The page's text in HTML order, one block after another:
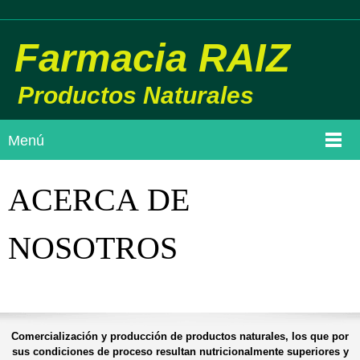
Farmacia RAIZ
Productos Naturales
Menú
ACERCA DE
NOSOTROS
Comercialización y producción de productos naturales, los que por
sus condiciones de proceso resultan nutricionalmente superiores y